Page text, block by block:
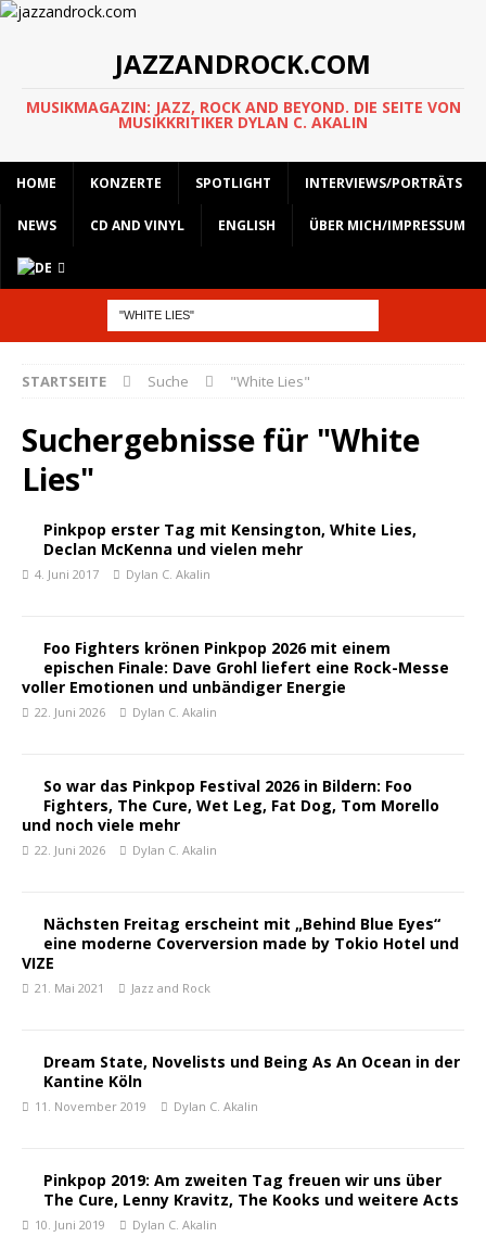
JAZZANDROCK.COM
MUSIKMAGAZIN: JAZZ, ROCK AND BEYOND. DIE SEITE VON
MUSIKKRITIKER DYLAN C. AKALIN
HOME KONZERTE SPOTLIGHT INTERVIEWS/PORTRÄTS
NEWS CD AND VINYL ENGLISH ÜBER MICH/IMPRESSUM
STARTSEITE Suche "White Lies"
Suchergebnisse für "White
Lies"
Pinkpop erster Tag mit Kensington, White Lies,
Declan McKenna und vielen mehr
4. Juni 2017 Dylan C. Akalin
Foo Fighters krönen Pinkpop 2026 mit einem
epischen Finale: Dave Grohl liefert eine Rock-Messe
voller Emotionen und unbändiger Energie
22. Juni 2026 Dylan C. Akalin
So war das Pinkpop Festival 2026 in Bildern: Foo
Fighters, The Cure, Wet Leg, Fat Dog, Tom Morello
und noch viele mehr
22. Juni 2026 Dylan C. Akalin
Nächsten Freitag erscheint mit „Behind Blue Eyes“
eine moderne Coverversion made by Tokio Hotel und
VIZE
21. Mai 2021 Jazz and Rock
Dream State, Novelists und Being As An Ocean in der
Kantine Köln
11. November 2019 Dylan C. Akalin
Pinkpop 2019: Am zweiten Tag freuen wir uns über
The Cure, Lenny Kravitz, The Kooks und weitere Acts
10. Juni 2019 Dylan C. Akalin